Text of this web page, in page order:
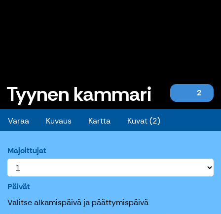
Tyynen kammari 2
Tyynen kammari
Varaa Kuvaus Kartta Kuvat (2)
Majoittujat
Päivät
Valitse alkamispäivä ja päättymispäivä